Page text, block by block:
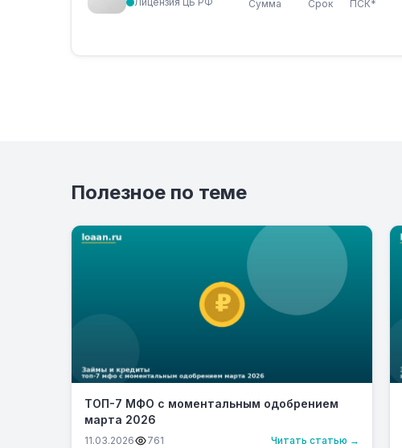
Сумма Срок ПСК*
Полезное по теме
ТОП-7 МФО с моментальным одобрением
марта 2026
11.03.2026 761 Читать статью →